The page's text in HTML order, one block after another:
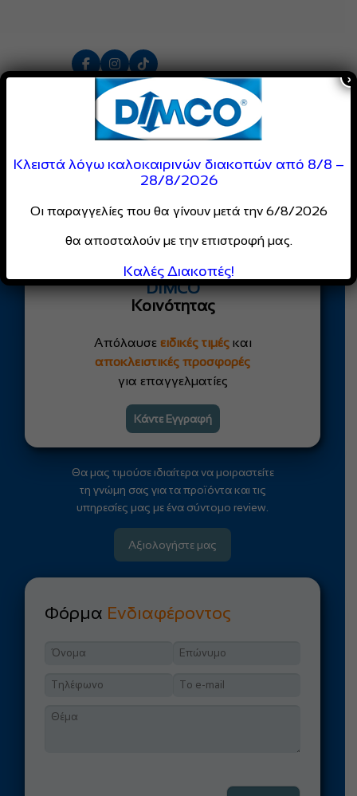
Κάντε εγγραφή στο Newsletter μας!
Αποστολή
Είσαι Επαγγελματίας;
Γίνε Μέλος της
DIMCO
Κοινότητας
Απόλαυσε ειδικές τιμέςκαι
αποκλειστικές προσφορές
για επαγγελματίες
Κάντε Εγγραφή
Θα μας τιμούσε ιδιαίτερα να μοιραστείτε
τη γνώμη σας για τα προϊόντα και τις
υπηρεσίες μας με ένα σύντομο review.
Αξιολογήστε μας
Φόρμα Ενδιαφέροντος
Κλειστά λόγω καλοκαιρινών διακοπών από 8/8 –
28/8/2026
Οι παραγγελίες που θα γίνουν μετά την 6/8/2026
θα αποσταλούν με την επιστροφή μας.
Καλές Διακοπές!
×